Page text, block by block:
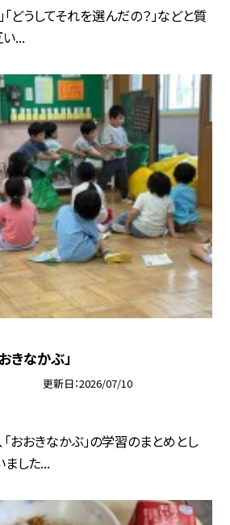
「どうしてそれを選んだの？」などと質
...
きなかぶ」
更新日 2026/07/10
おおきなかぶ」の学習のまとめとし
した...